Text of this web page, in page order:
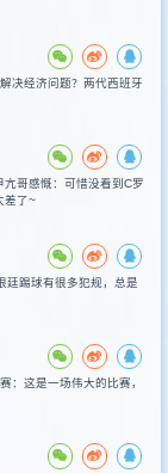
决经济问题？两代西班牙
亢哥感慨：可惜没看到C罗
差了~
廷踢球有很多犯规，总是
：这是一场伟大的比赛，